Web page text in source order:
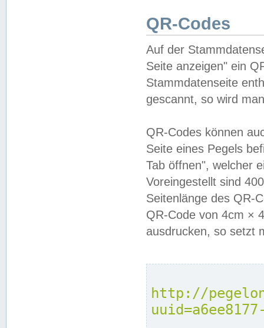
QR-Codes
Auf der
Seite anzeigen" ein
Stammdatenseite
gescannt, so wird
QR-Codes können
Seite eines Pegels
Tab öffnen", welcher
Voreingestellt sind
Seitenlänge des QR-
QR-Code von 4cm ×
ausdrucken, so setzt
http://